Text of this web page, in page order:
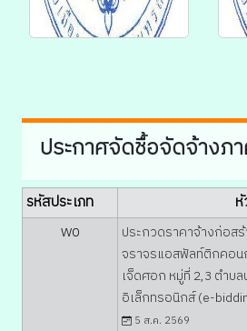
31 ก.ค.69 ประกาศฯ
เรื่อง ประกาศผู้ชนะการ
อุปกรณ์ สำหรับโครงการ
มอบใบประกาศเกีบรติคุ...
31
เรื่
หนั
ภา
ประกาศจัดชื้อจัดจ้างภ
รหัสประเภท
W0
ประกวดราคาจ้างก่อส
จราจรแอสฟัลท์ติกคอน
เจ็ดศอก หมู่ที่ 2,3 ตำบ
อิเล็กทรอนิกส์ (e-
5 ส.ค. 2569